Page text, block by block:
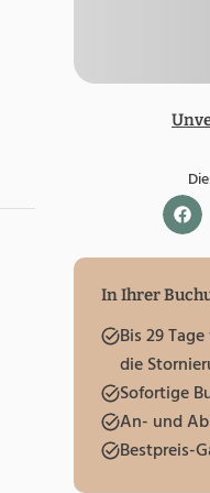
In Ihrer
Bis 29
die
Sofortige
An- und
Bestpreis-